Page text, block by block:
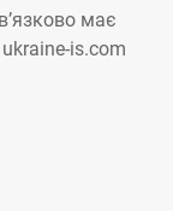
має
is.com